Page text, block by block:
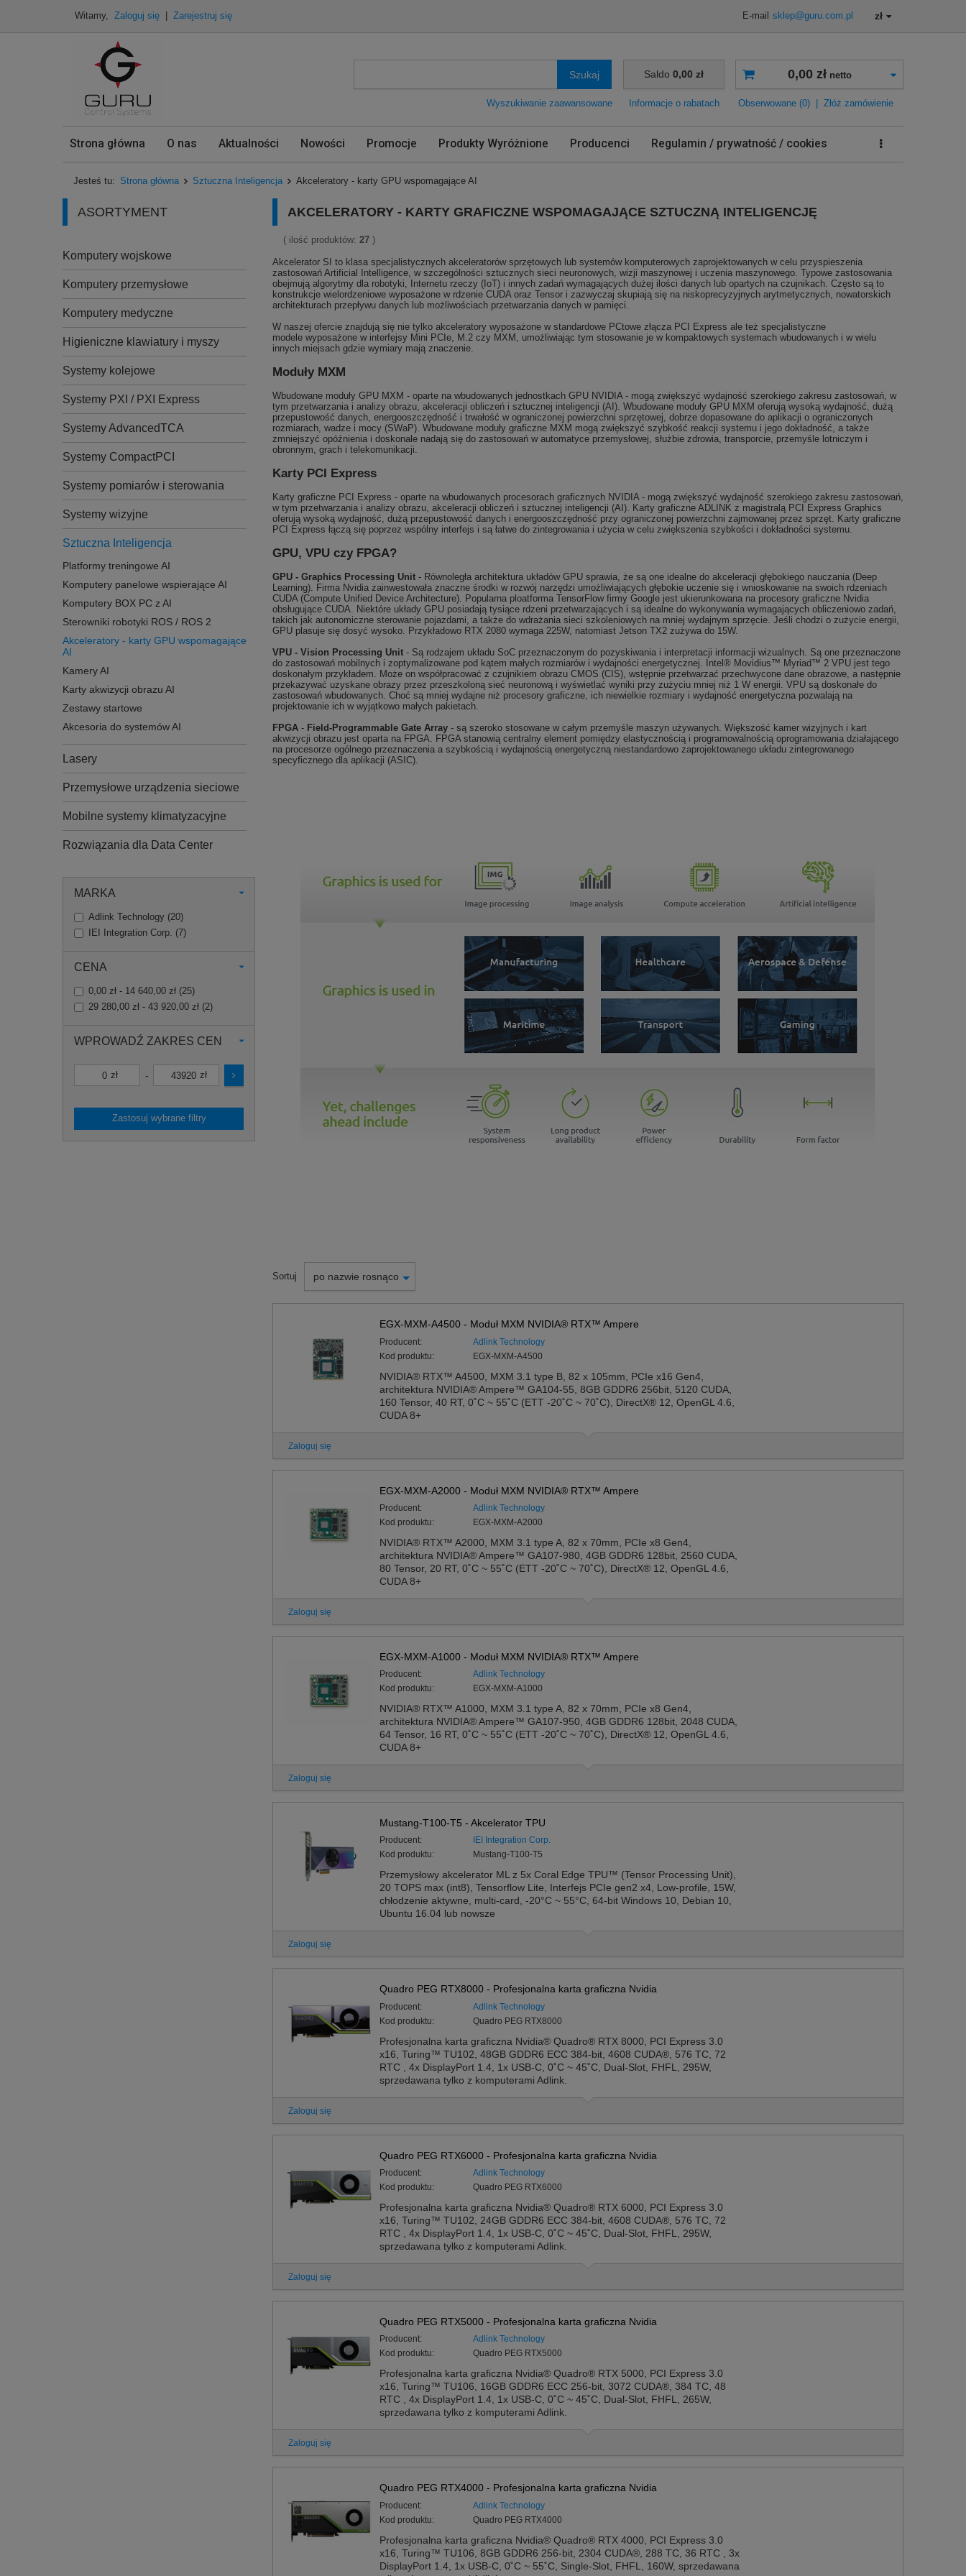
Witamy, Zaloguj się Zarejestruj się E-mail sklep@guru.com.pl zł
Szukaj
Wyszukiwanie zaawansowane
Saldo 0,00 zł
Informacje o rabatach
0,00 złnetto
Obserwowane (0) Złóż zamówienie
Strona główna O nas Aktualności Nowości Promocje Produkty Wyróżnione Producenci Regulamin / prywatność / cookies
Jesteś tu: Strona główna Sztuczna Inteligencja Akceleratory - karty GPU wspomagające AI
ASORTYMENT
Komputery wojskowe
Komputery przemysłowe
Komputery medyczne
Higieniczne klawiatury i myszy
Systemy kolejowe
Systemy PXI / PXI Express
Systemy AdvancedTCA
Systemy CompactPCI
Systemy pomiarów i sterowania
Systemy wizyjne
Sztuczna Inteligencja
Platformy treningowe AI
Komputery panelowe wspierające AI
Komputery BOX PC z AI
Sterowniki robotyki ROS / ROS 2
Akceleratory - karty GPU wspomagające
AI
Kamery AI
Karty akwizycji obrazu AI
Zestawy startowe
Akcesoria do systemów AI
Lasery
Przemysłowe urządzenia sieciowe
Mobilne systemy klimatyzacyjne
Rozwiązania dla Data Center
MARKA
Adlink Technology (20)
IEI Integration Corp. ( 7)
CENA
0,00 zł - 14 640,00 zł (25)
29 280,00 zł - 43 920,00 zł (2)
WPROWADŹ ZAKRES CEN
zł - zł
Zastosuj wybrane filtry
AKCELERATORY - KARTY GRAFICZNE WSPOMAGAJĄCE SZTUCZNĄ INTELIGENCJĘ
( ilość produktów: 27 )
Akcelerator SI to klasa specjalistycznych akceleratorów sprzętowych lub systemów komputerowych zaprojektowanych w celu przyspieszenia
zastosowań Artificial Intelligence, w szczególności sztucznych sieci neuronowych, wizji maszynowej i uczenia maszynowego. Typowe zastosowania
obejmują algorytmy dla robotyki, Internetu rzeczy (IoT) i innych zadań wymagających dużej ilości danych lub opartych na czujnikach. Często są to
konstrukcje wielordzeniowe wyposażone w rdzenie CUDA oraz Tensor i zazwyczaj skupiają się na niskoprecyzyjnych arytmetycznych, nowatorskich
architekturach przepływu danych lub możliwościach przetwarzania danych w pamięci.
W naszej ofercie znajdują się nie tylko akceleratory wyposażone w standardowe PCtowe złącza PCI Express ale też specjalistyczne
modele wyposażone w interfejsy Mini PCIe, M.2 czy MXM, umożliwiając tym stosowanie je w kompaktowych systemach wbudowanych i w wielu
innych miejsach gdzie wymiary mają znaczenie.
Moduły MXM
Wbudowane moduły GPU MXM - oparte na wbudowanych jednostkach GPU NVIDIA - mogą zwiększyć wydajność szerokiego zakresu zastosowań, w
tym przetwarzania i analizy obrazu, akceleracji obliczeń i sztucznej inteligencji (AI). Wbudowane moduły GPU MXM oferują wysoką wydajność, dużą
przepustowość danych, energooszczędność i trwałość w ograniczonej powierzchni sprzętowej, dobrze dopasowane do aplikacji o ograniczonych
rozmiarach, wadze i mocy (SWaP). Wbudowane moduły graficzne MXM mogą zwiększyć szybkość reakcji systemu i jego dokładność, a także
zmniejszyć opóźnienia i doskonale nadają się do zastosowań w automatyce przemysłowej, służbie zdrowia, transporcie, przemyśle lotniczym i
obronnym, grach i telekomunikacji.
Karty PCI Express
Karty graficzne PCI Express - oparte na wbudowanych procesorach graficznych NVIDIA - mogą zwiększyć wydajność szerokiego zakresu zastosowań,
w tym przetwarzania i analizy obrazu, akceleracji obliczeń i sztucznej inteligencji (AI). Karty graficzne ADLINK z magistralą PCI Express Graphics
oferują wysoką wydajność, dużą przepustowość danych i energooszczędność przy ograniczonej powierzchni zajmowanej przez sprzęt. Karty graficzne
PCI Express łączą się poprzez wspólny interfejs i są łatwe do zintegrowania i użycia w celu zwiększenia szybkości i dokładności systemu.
GPU, VPU czy FPGA?
GPU - Graphics Processing Unit - Równoległa architektura układów GPU sprawia, że są one idealne do akceleracji głębokiego nauczania (Deep
Learning). Firma Nvidia zainwestowała znaczne środki w rozwój narzędzi umożliwiających głębokie uczenie się i wnioskowanie na swoich rdzeniach
CUDA (Compute Unified Device Architecture). Popularna ploatforma TensorFlow firmy Google jest ukierunkowana na procesory graficzne Nvidia
obsługujące CUDA. Niektóre układy GPU posiadają tysiące rdzeni przetwarzających i są idealne do wykonywania wymagających obliczeniowo zadań,
takich jak autonomiczne sterowanie pojazdami, a także do wdrażania sieci szkoleniowych na mniej wydajnym sprzęcie. Jeśli chodzi o zużycie energii,
GPU plasuje się dosyć wysoko. Przykładowo RTX 2080 wymaga 225W, natomiast Jetson TX2 zużywa do 15W.
VPU - Vision Processing Unit - Są rodzajem układu SoC przeznaczonym do pozyskiwania i interpretacji informacji wizualnych. Są one przeznaczone
do zastosowań mobilnych i zoptymalizowane pod kątem małych rozmiarów i wydajności energetycznej. Intel® Movidius™ Myriad™ 2 VPU jest tego
doskonałym przykładem. Może on współpracować z czujnikiem obrazu CMOS (CIS), wstępnie przetwarzać przechwycone dane obrazowe, a następnie
przekazywać uzyskane obrazy przez przeszkoloną sieć neuronową i wyświetlać wyniki przy zużyciu mniej niż 1 W energii. VPU są doskonałe do
zastosowań wbudowanych. Choć są mniej wydajne niż procesory graficzne, ich niewielkie rozmiary i wydajność energetyczna pozwalają na
projektowanie ich w wyjątkowo małych pakietach.
FPGA - Field-Programmable Gate Array - są szeroko stosowane w całym przemyśle maszyn używanych. Większość kamer wizyjnych i kart
akwizycji obrazu jest oparta na FPGA. FPGA stanowią centralny element pomiędzy elastycznością i programowalnością oprogramowania działającego
na procesorze ogólnego przeznaczenia a szybkością i wydajnością energetyczną niestandardowo zaprojektowanego układu zintegrowanego
specyficznego dla aplikacji (ASIC).
Sortuj po nazwie rosnąco
EGX-MXM-A4500 - Moduł MXM NVIDIA® RTX™ Ampere
Producent:
Adlink Technology
Kod produktu:
EGX-MXM-A4500
NVIDIA® RTX™ A4500, MXM 3.1 type B, 82 x 105mm, PCIe x16 Gen4,
architektura NVIDIA® Ampere™ GA104-55, 8GB GDDR6 256bit, 5120 CUDA,
160 Tensor, 40 RT, 0˚C ~ 55˚C (ETT -20˚C ~ 70˚C), DirectX® 12, OpenGL 4.6,
CUDA 8+
Zaloguj się
EGX-MXM-A2000 - Moduł MXM NVIDIA® RTX™ Ampere
Producent:
Adlink Technology
Kod produktu:
EGX-MXM-A2000
NVIDIA® RTX™ A2000, MXM 3.1 type A, 82 x 70mm, PCIe x8 Gen4,
architektura NVIDIA® Ampere™ GA107-980, 4GB GDDR6 128bit, 2560 CUDA,
80 Tensor, 20 RT, 0˚C ~ 55˚C (ETT -20˚C ~ 70˚C), DirectX® 12, OpenGL 4.6,
CUDA 8+
Zaloguj się
EGX-MXM-A1000 - Moduł MXM NVIDIA® RTX™ Ampere
Producent:
Adlink Technology
Kod produktu:
EGX-MXM-A1000
NVIDIA® RTX™ A1000, MXM 3.1 type A, 82 x 70mm, PCIe x8 Gen4,
architektura NVIDIA® Ampere™ GA107-950, 4GB GDDR6 128bit, 2048 CUDA,
64 Tensor, 16 RT, 0˚C ~ 55˚C (ETT -20˚C ~ 70˚C), DirectX® 12, OpenGL 4.6,
CUDA 8+
Zaloguj się
Mustang-T100-T5 - Akcelerator TPU
Producent:
IEI Integration Corp.
Kod produktu:
Mustang-T100-T5
Przemysłowy akcelerator ML z 5x Coral Edge TPU™ (Tensor Processing Unit),
20 TOPS max (int8), Tensorflow Lite, Interfejs PCIe gen2 x4, Low-profile, 15W,
chłodzenie aktywne, multi-card, -20°C ~ 55°C, 64-bit Windows 10, Debian 10,
Ubuntu 16.04 lub nowsze
Zaloguj się
Quadro PEG RTX8000 - Profesjonalna karta graficzna Nvidia
Producent:
Adlink Technology
Kod produktu:
Quadro PEG RTX8000
Profesjonalna karta graficzna Nvidia® Quadro® RTX 8000, PCI Express 3.0
x16, Turing™ TU102, 48GB GDDR6 ECC 384-bit, 4608 CUDA®, 576 TC, 72
RTC , 4x DisplayPort 1.4, 1x USB-C, 0˚C ~ 45˚C, Dual-Slot, FHFL, 295W,
sprzedawana tylko z komputerami Adlink.
Zaloguj się
Quadro PEG RTX6000 - Profesjonalna karta graficzna Nvidia
Producent:
Adlink Technology
Kod produktu:
Quadro PEG RTX6000
Profesjonalna karta graficzna Nvidia® Quadro® RTX 6000, PCI Express 3.0
x16, Turing™ TU102, 24GB GDDR6 ECC 384-bit, 4608 CUDA®, 576 TC, 72
RTC , 4x DisplayPort 1.4, 1x USB-C, 0˚C ~ 45˚C, Dual-Slot, FHFL, 295W,
sprzedawana tylko z komputerami Adlink.
Zaloguj się
Quadro PEG RTX5000 - Profesjonalna karta graficzna Nvidia
Producent:
Adlink Technology
Kod produktu:
Quadro PEG RTX5000
Profesjonalna karta graficzna Nvidia® Quadro® RTX 5000, PCI Express 3.0
x16, Turing™ TU106, 16GB GDDR6 ECC 256-bit, 3072 CUDA®, 384 TC, 48
RTC , 4x DisplayPort 1.4, 1x USB-C, 0˚C ~ 45˚C, Dual-Slot, FHFL, 265W,
sprzedawana tylko z komputerami Adlink.
Zaloguj się
Quadro PEG RTX4000 - Profesjonalna karta graficzna Nvidia
Producent:
Adlink Technology
Kod produktu:
Quadro PEG RTX4000
Profesjonalna karta graficzna Nvidia® Quadro® RTX 4000, PCI Express 3.0
x16, Turing™ TU106, 8GB GDDR6 256-bit, 2304 CUDA®, 288 TC, 36 RTC , 3x
DisplayPort 1.4, 1x USB-C, 0˚C ~ 55˚C, Single-Slot, FHFL, 160W, sprzedawana